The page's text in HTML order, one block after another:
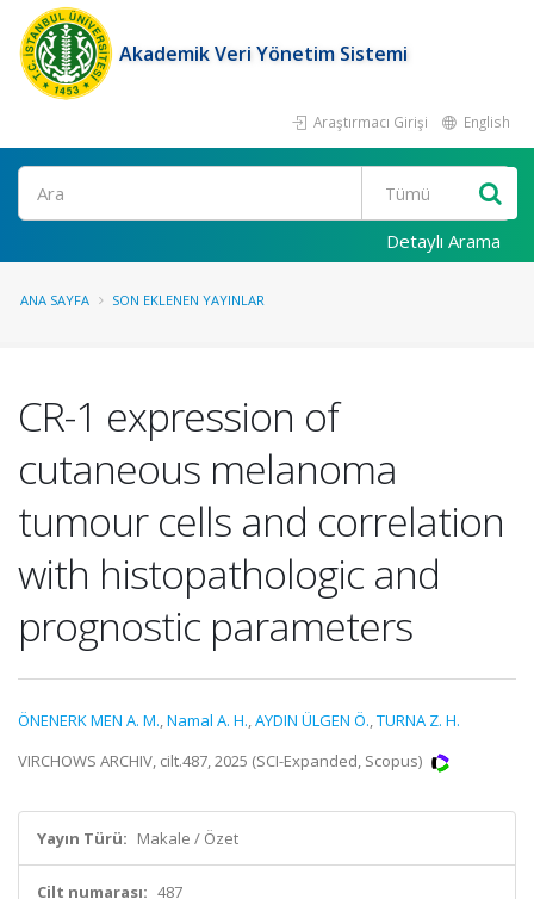
Akademik Veri Yönetim Sistemi
Araştırmacı Girişi English
Ara
Detaylı Arama
ANA SAYFA SON EKLENEN YAYINLAR
CR-1 expression of
cutaneous melanoma
tumour cells and correlation
with histopathologic and
prognostic parameters
ÖNENERK MEN A. M.,Namal A. H.,AYDIN ÜLGEN Ö.,TURNA Z. H.
VIRCHOWS ARCHIV, cilt.487, 2025 (SCI-Expanded, Scopus)
Yayın Türü: Makale / Özet
Cilt numarası: 487